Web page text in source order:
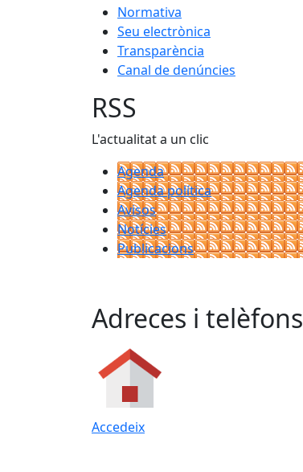
Normativa
Seu electrònica
Transparència
Canal de denúncies
RSS
L'actualitat a un clic
Agenda
Agenda política
Avisos
Notícies
Publicacions
Adreces i telèfons
Accedeix